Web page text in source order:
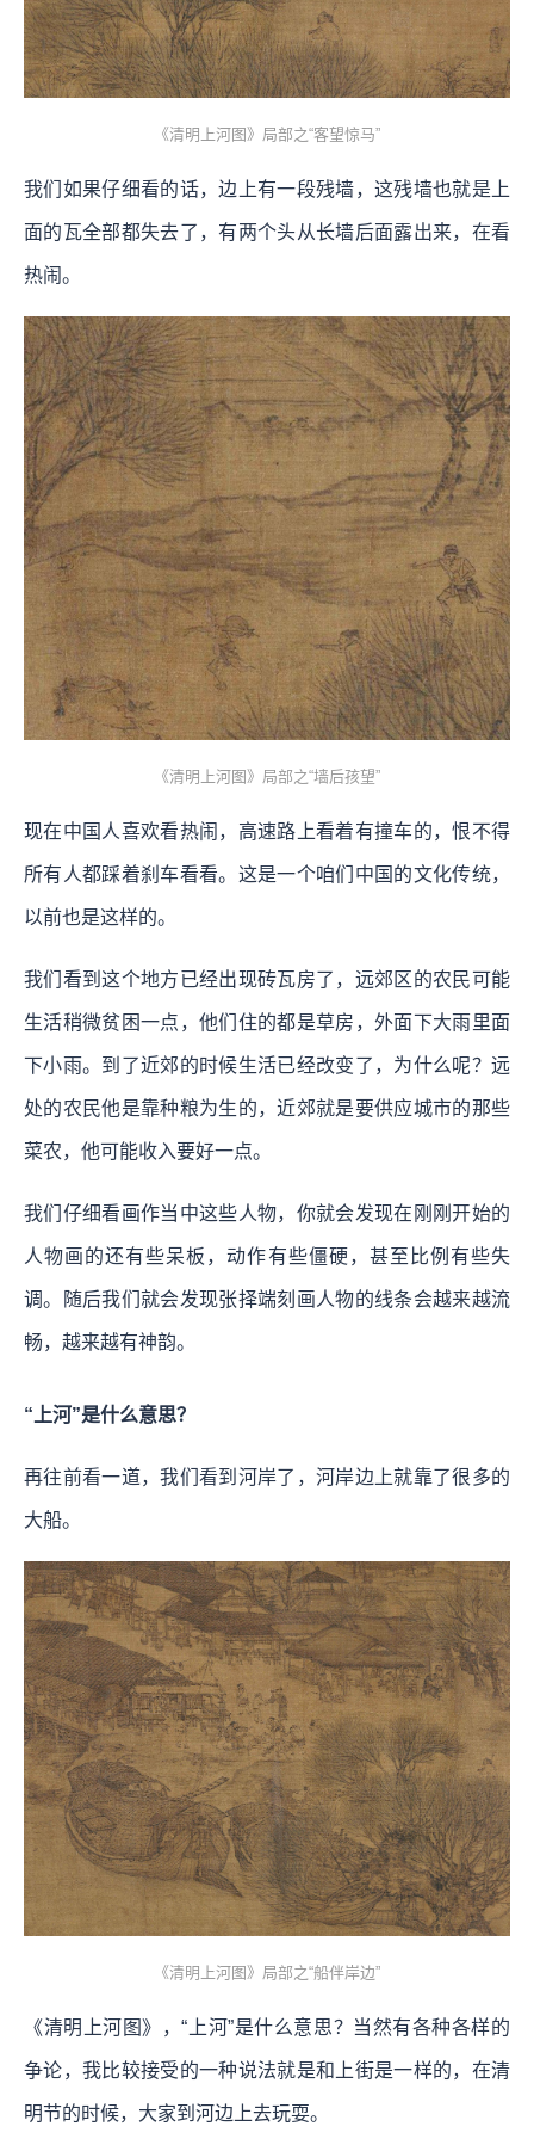
《清明上河图》局部之“客望惊马”
我们如果仔细看的话，边上有一段残墙，这残墙也就是上
面的瓦全部都失去了，有两个头从长墙后面露出来，在看
热闹。
《清明上河图》局部之“墙后孩望”
现在中国人喜欢看热闹，高速路上看着有撞车的，恨不得
所有人都踩着刹车看看。这是一个咱们中国的文化传统，
以前也是这样的。
我们看到这个地方已经出现砖瓦房了，远郊区的农民可能
生活稍微贫困一点，他们住的都是草房，外面下大雨里面
下小雨。到了近郊的时候生活已经改变了，为什么呢？远
处的农民他是靠种粮为生的，近郊就是要供应城市的那些
菜农，他可能收入要好一点。
我们仔细看画作当中这些人物，你就会发现在刚刚开始的
人物画的还有些呆板，动作有些僵硬，甚至比例有些失
调。随后我们就会发现张择端刻画人物的线条会越来越流
畅，越来越有神韵。
“上河”是什么意思？
再往前看一道，我们看到河岸了，河岸边上就靠了很多的
大船。
《清明上河图》局部之“船伴岸边”
《清明上河图》，“上河”是什么意思？当然有各种各样的
争论，我比较接受的一种说法就是和上街是一样的，在清
明节的时候，大家到河边上去玩耍。